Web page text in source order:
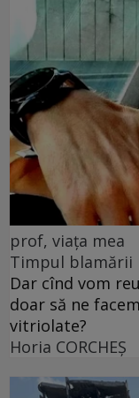
prof, viața mea
Timpul blamării
Dar cînd vom
doar să ne
vitriolate?
Horia CORCHEŞ